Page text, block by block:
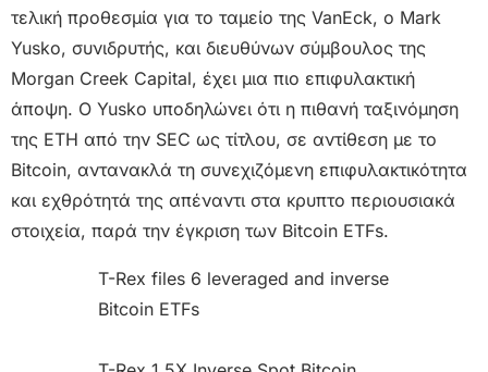
τελική προθεσμία για το ταμείο της VanEck, ο Mark
Yusko, συνιδρυτής, και διευθύνων σύμβουλος της
Morgan Creek Capital, έχει μια πιο επιφυλακτική
άποψη. Ο Yusko υποδηλώνει ότι η πιθανή ταξινόμηση
της ETH από την SEC ως τίτλου, σε αντίθεση με το
Bitcoin, αντανακλά τη συνεχιζόμενη επιφυλακτικότητα
και εχθρότητά της απέναντι στα κρυπτο περιουσιακά
στοιχεία, παρά την έγκριση των Bitcoin ETFs.
T-Rex files 6 leveraged and inverse
Bitcoin ETFs